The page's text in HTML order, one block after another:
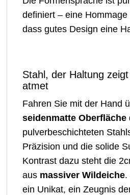
definiert – eine
dass gutes Design eine
Stahl, der Haltung
atmet
Fahren Sie mit der Hand
seidenmatte Oberfläche
pulverbeschichteten
Präzision und die solide
Kontrast dazu steht die
aus massiver Wildeiche.
ein Unikat, ein Zeugnis